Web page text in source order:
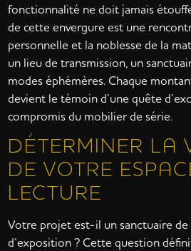
fonctionnalité ne doit jamais
de cette envergure est une
personnelle et la noblesse de la
un lieu de transmission, un
modes éphémères. Chaque
devient le témoin d’une quête
compromis du mobilier de série.
DÉTERMINER LA
DE VOTRE
LECTURE
Votre projet est-il un sanctuaire de
d’exposition ? Cette question